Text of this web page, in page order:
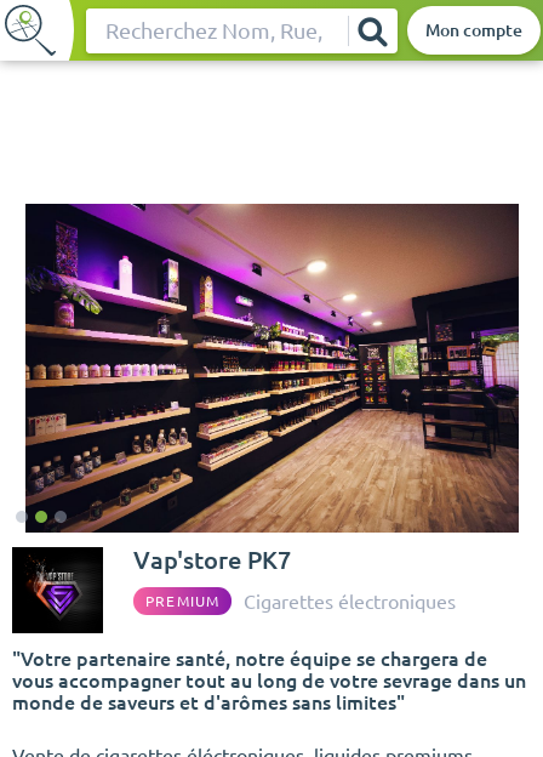
Rechercher Mon compte
Vap'store PK7
PREMIUM Cigarettes électroniques
"Votre partenaire santé, notre équipe se chargera de
vous accompagner tout au long de votre sevrage dans un
monde de saveurs et d'arômes sans limites"